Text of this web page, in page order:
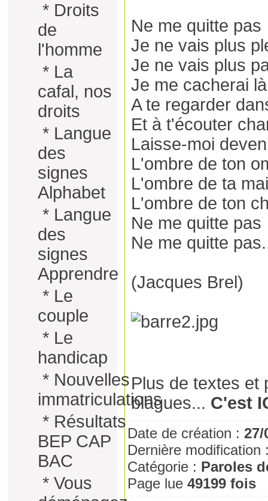
* Droits
de
l'homme
* La
cafal, nos
droits
* Langue
des
signes
Alphabet
* Langue
des
signes
Apprendre
* Le
couple
* Le
handicap
* Nouvelles
immatriculations
* Résultats
BEP CAP
BAC
* Vous
Ne me quitte pas
Je ne vais plus
Je ne vais plus
Je me cacherai là
A te regarder
Et à t'écouter
Laisse-moi
L'ombre de ton
L'ombre de ta
L'ombre de ton
Ne me quitte pas
Ne me quitte
(Jacques Brel)
Plus de textes et
blagues... C'est
Date de création : 27/
Dernière
Catégorie : Paroles
Page lue 49199 fois